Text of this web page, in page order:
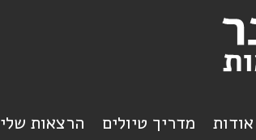
אודות מדריך טיולים הרצאות שלי